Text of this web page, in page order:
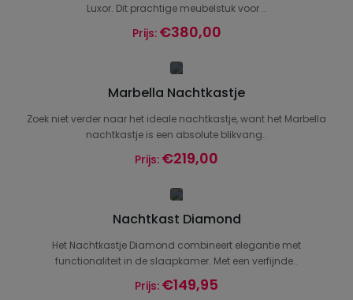
Luxor. Dit prachtige meubelstuk voor ..
Prijs: €380,00
Marbella Nachtkastje
Zoek niet verder naar het ideale nachtkastje, want het Marbella
nachtkastje is een absolute blikvang..
Prijs: €219,00
Nachtkast Diamond
Het Nachtkastje Diamond combineert elegantie met
functionaliteit in de slaapkamer. Met een verfijnde..
Prijs: €149,95